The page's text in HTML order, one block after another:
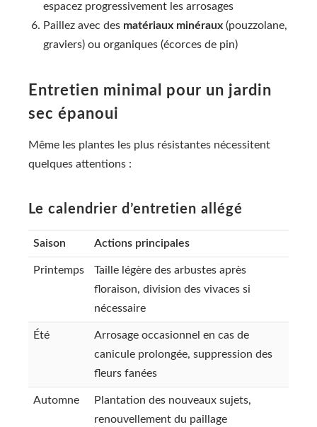
espacez progressivement les arrosages
Paillez avec des matériaux minéraux (pouzzolane,
graviers) ou organiques (écorces de pin)
Entretien minimal pour un jardin
sec épanoui
Même les plantes les plus résistantes nécessitent
quelques attentions :
Le calendrier d’entretien allégé
Saison Actions principales
Printemps
Taille légère des arbustes après
floraison, division des vivaces si
nécessaire
Été
Arrosage occasionnel en cas de
canicule prolongée, suppression des
fleurs fanées
Automne
Plantation des nouveaux sujets,
renouvellement du paillage